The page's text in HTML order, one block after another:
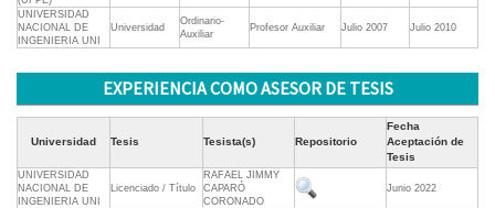
UNIVERSIDAD
NACIONAL DE
INGENIERIA UNI
Universidad
Ordinario-
Auxiliar
Profesor Auxiliar Julio 2007 Julio 2010
EXPERIENCIA COMO ASESOR DE TESIS
Universidad Tesis Tesista(s) Repositorio
Fecha
Aceptación de
Tesis
UNIVERSIDAD
NACIONAL DE
INGENIERIA UNI
Licenciado / Título
RAFAEL JIMMY
CAPARÓ
CORONADO
Junio 2022